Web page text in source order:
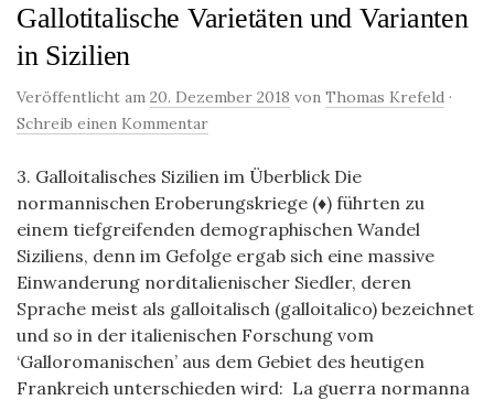
Gallotitalische Varietäten und Varianten
in Sizilien
Veröffentlicht am 20. Dezember 2018 von Thomas Krefeld ·
Schreib einen Kommentar
3. Galloitalisches Sizilien im Überblick Die
normannischen Eroberungskriege (♦) führten zu
einem tiefgreifenden demographischen Wandel
Siziliens, denn im Gefolge ergab sich eine massive
Einwanderung norditalienischer Siedler, deren
Sprache meist als galloitalisch (galloitalico) bezeichnet
und so in der italienischen Forschung vom
‘Galloromanischen’ aus dem Gebiet des heutigen
Frankreich unterschieden wird: La guerra normanna